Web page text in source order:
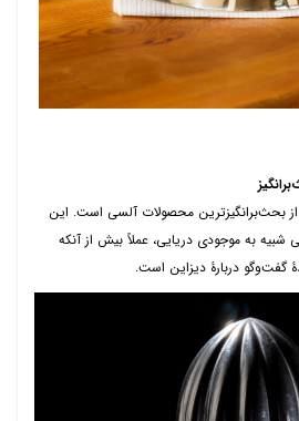
بحث‌برانگیزترین محصولات آلسی است. این
شبیه به موجودی دریایی، عملاً بیش از آنکه
گفت‌وگو دربارۀ دیزاین است.